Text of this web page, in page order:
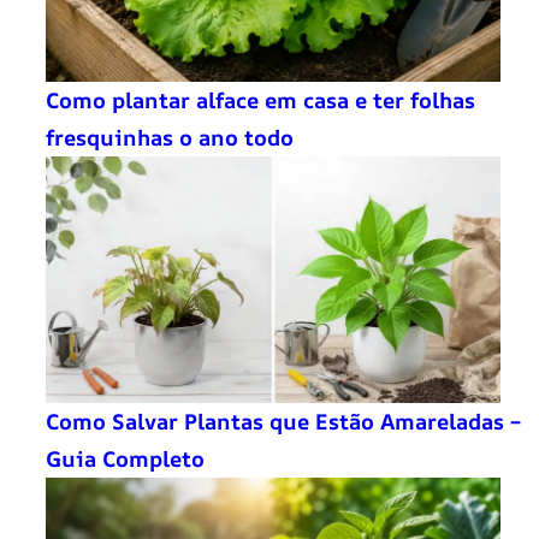
Como plantar alface em casa e ter folhas
fresquinhas o ano todo
Como Salvar Plantas que Estão Amareladas –
Guia Completo